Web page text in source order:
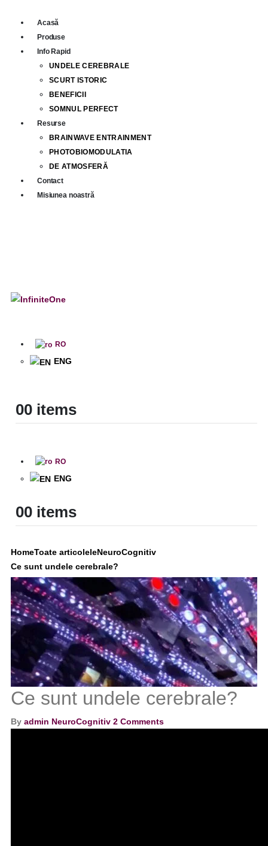
Acasă
Produse
Info Rapid
UNDELE CEREBRALE
SCURT ISTORIC
BENEFICII
SOMNUL PERFECT
Resurse
BRAINWAVE ENTRAINMENT
PHOTOBIOMODULATIA
DE ATMOSFERĂ
Contact
Misiunea noastră
RO
ENG
00 items
RO
ENG
00 items
HomeToate articoleleNeuroCognitiv
Ce sunt undele cerebrale?
Ce sunt undele cerebrale?
By admin NeuroCognitiv 2 Comments